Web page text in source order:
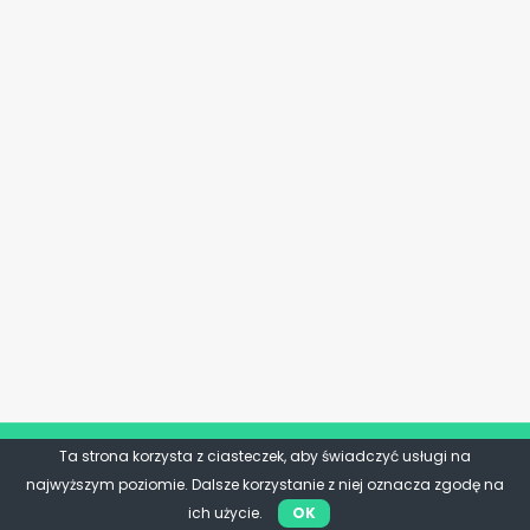
Ta strona korzysta z ciasteczek, aby świadczyć usługi na
najwyższym poziomie. Dalsze korzystanie z niej oznacza zgodę na
ich użycie.
OK